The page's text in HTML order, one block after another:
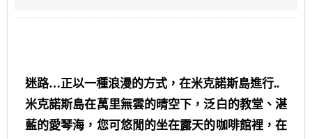
迷路…正以一種浪漫的方式，在米克諾斯島進行..
米克諾斯島在萬里無雲的晴空下，泛白的教堂、湛
藍的愛琴海，您可悠閒的坐在露天的咖啡館裡，在